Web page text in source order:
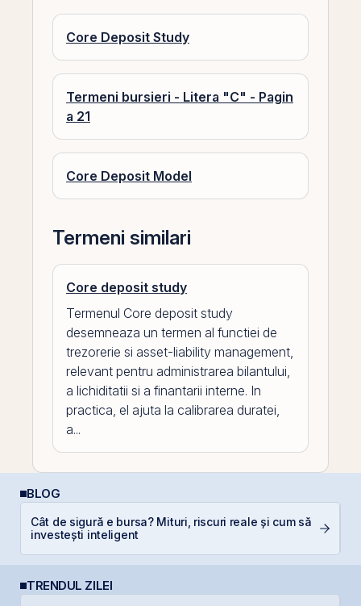
Core Deposit Study
Termeni bursieri - Litera "C" - Pagin
a 21
Core Deposit Model
Termeni similari
Core deposit study
Termenul Core deposit study
desemneaza un termen al functiei de
trezorerie si asset-liability management,
relevant pentru administrarea bilantului,
a lichiditatii si a finantarii interne. In
practica, el ajuta la calibrarea duratei,
a...
BLOG
Cât de sigură e bursa? Mituri, riscuri reale și cum să
investești inteligent
TRENDUL ZILEI